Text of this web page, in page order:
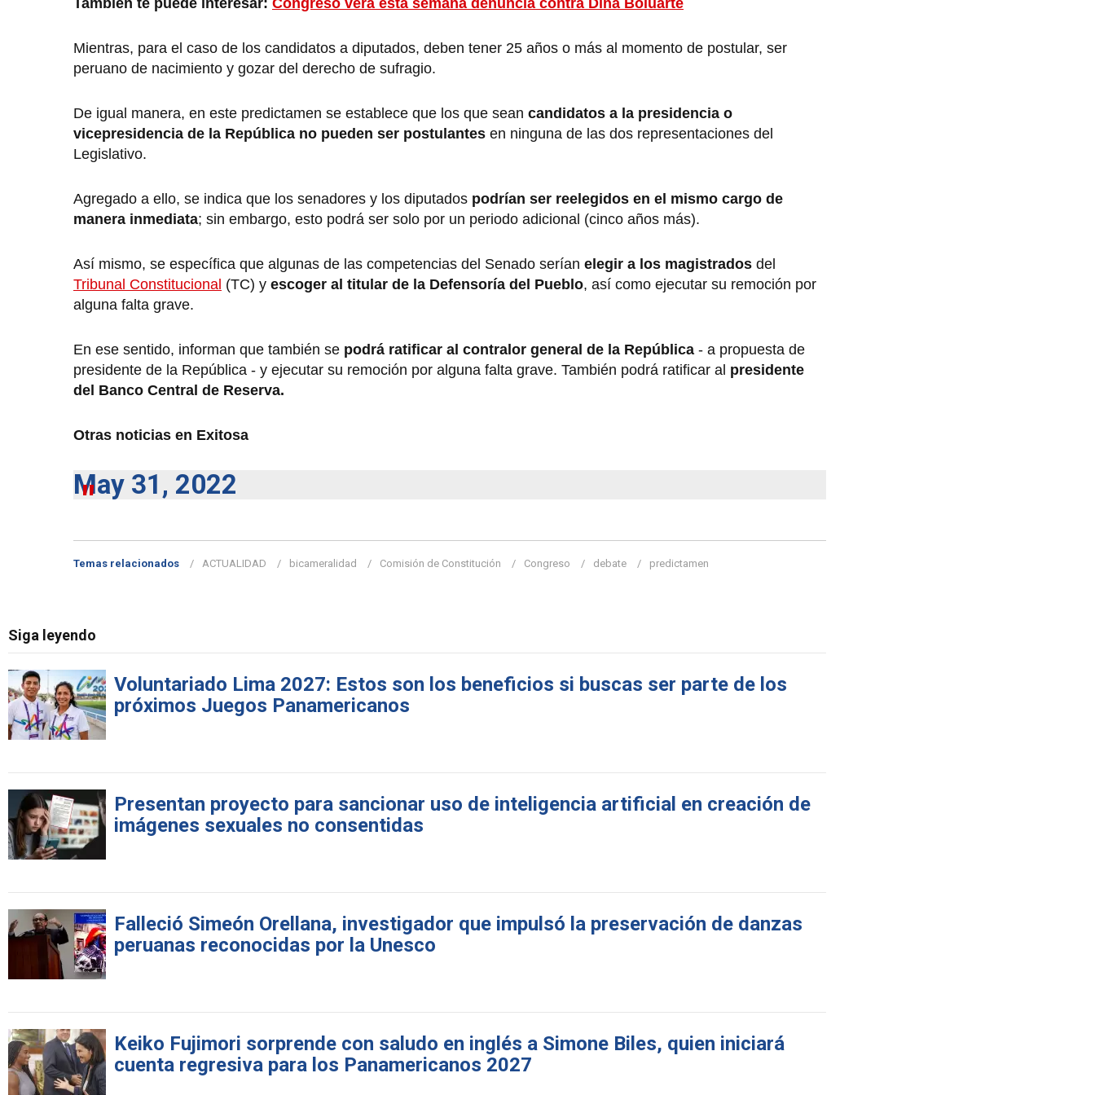
También te puede interesar: Congreso verá esta semana denuncia contra Dina Boluarte
Mientras, para el caso de los candidatos a diputados, deben tener 25 años o más al momento de postular, ser
peruano de nacimiento y gozar del derecho de sufragio.
De igual manera, en este predictamen se establece que los que sean candidatos a la presidencia o
vicepresidencia de la República no pueden ser postulantes en ninguna de las dos representaciones del
Legislativo.
Agregado a ello, se indica que los senadores y los diputados podrían ser reelegidos en el mismo cargo de
manera inmediata; sin embargo, esto podrá ser solo por un periodo adicional (cinco años más).
Así mismo, se específica que algunas de las competencias del Senado serían elegir a los magistrados del
Tribunal Constitucional (TC) y escoger al titular de la Defensoría del Pueblo, así como ejecutar su remoción por
alguna falta grave.
En ese sentido, informan que también se podrá ratificar al contralor general de la República - a propuesta de
presidente de la República - y ejecutar su remoción por alguna falta grave. También podrá ratificar al presidente
del Banco Central de Reserva.
Otras noticias en Exitosa
May 31, 2022
Temas relacionados ACTUALIDAD bicameralidad Comisión de Constitución Congreso debate predictamen
Siga leyendo
Voluntariado Lima 2027: Estos son los beneficios si buscas ser parte de los
próximos Juegos Panamericanos
Presentan proyecto para sancionar uso de inteligencia artificial en creación de
imágenes sexuales no consentidas
Falleció Simeón Orellana, investigador que impulsó la preservación de danzas
peruanas reconocidas por la Unesco
Keiko Fujimori sorprende con saludo en inglés a Simone Biles, quien iniciará
cuenta regresiva para los Panamericanos 2027